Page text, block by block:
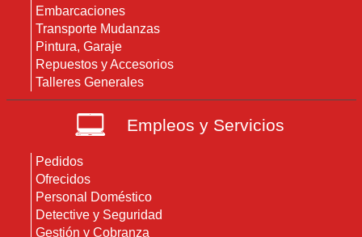
Embarcaciones
Transporte Mudanzas
Pintura, Garaje
Repuestos y Accesorios
Talleres Generales
Empleos y Servicios
Pedidos
Ofrecidos
Personal Doméstico
Detective y Seguridad
Gestión y Cobranza